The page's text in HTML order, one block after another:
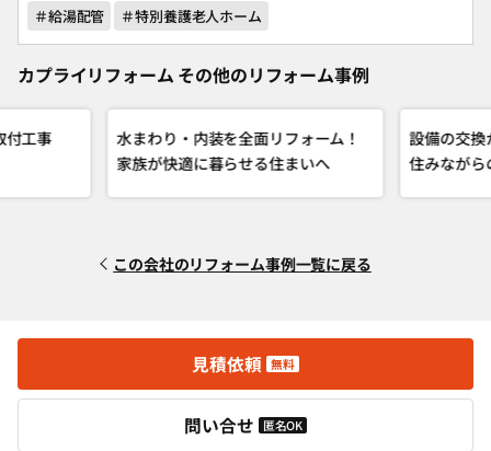
＃給湯配管
＃特別養護老人ホーム
カプライリフォーム その他のリフォーム事例
付工事
水まわり・内装を全面リフォーム！
家族が快適に暮らせる住まいへ
設備の交換
住みながら
この会社のリフォーム事例一覧に戻る
見積依頼 無料
問い合せ 匿名OK